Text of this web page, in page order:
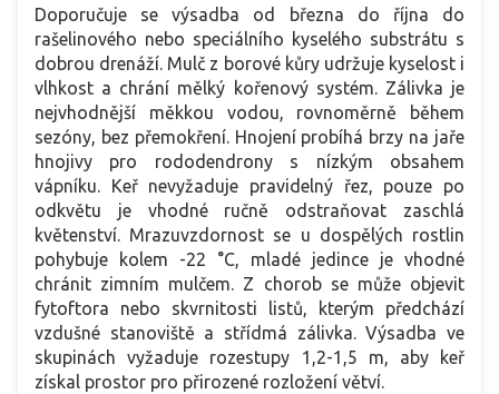
Doporučuje se výsadba od března do října do
rašelinového nebo speciálního kyselého substrátu s
dobrou drenáží. Mulč z borové kůry udržuje kyselost i
vlhkost a chrání mělký kořenový systém. Zálivka je
nejvhodnější měkkou vodou, rovnoměrně během
sezóny, bez přemokření. Hnojení probíhá brzy na jaře
hnojivy pro rododendrony s nízkým obsahem
vápníku. Keř nevyžaduje pravidelný řez, pouze po
odkvětu je vhodné ručně odstraňovat zaschlá
květenství. Mrazuvzdornost se u dospělých rostlin
pohybuje kolem -22 °C, mladé jedince je vhodné
chránit zimním mulčem. Z chorob se může objevit
fytoftora nebo skvrnitosti listů, kterým předchází
vzdušné stanoviště a střídmá zálivka. Výsadba ve
skupinách vyžaduje rozestupy 1,2-1,5 m, aby keř
získal prostor pro přirozené rozložení větví.